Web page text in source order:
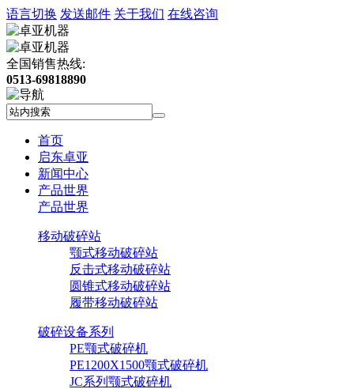
语言切换 发送邮件 关于我们 在线咨询
全国销售热线:
0513-69818890
首页
启东卓亚
新闻中心
产品世界
产品世界
移动破碎站
颚式移动破碎站
反击式移动破碎站
圆锥式移动破碎站
履带移动破碎站
破碎设备系列
PE颚式破碎机
PE1200X1500颚式破碎机
JC系列颚式破碎机